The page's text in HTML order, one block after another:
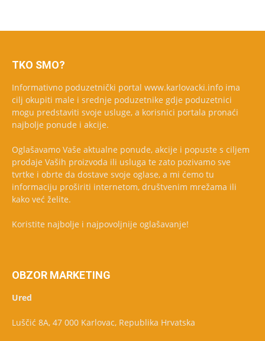
TKO SMO?
Informativno poduzetnički portal www.karlovacki.info ima
cilj okupiti male i srednje poduzetnike gdje poduzetnici
mogu predstaviti svoje usluge, a korisnici portala pronaći
najbolje ponude i akcije.
Oglašavamo Vaše aktualne ponude, akcije i popuste s ciljem
prodaje Vaših proizvoda ili usluga te zato pozivamo sve
tvrtke i obrte da dostave svoje oglase, a mi ćemo tu
informaciju proširiti internetom, društvenim mrežama ili
kako već želite.
Koristite najbolje i najpovoljnije oglašavanje!
OBZOR MARKETING
Ured
Luščić 8A, 47 000 Karlovac, Republika Hrvatska